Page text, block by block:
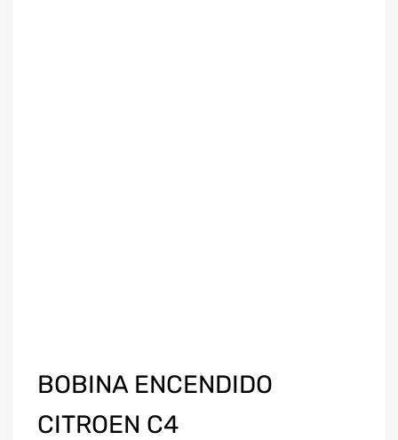
BOBINA ENCENDIDO
CITROEN C4